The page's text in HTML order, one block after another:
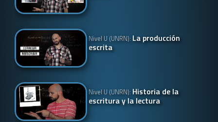
Nivel U (UNRN): La producción
escrita
Nivel U (UNRN): Historia de la
escritura y la lectura